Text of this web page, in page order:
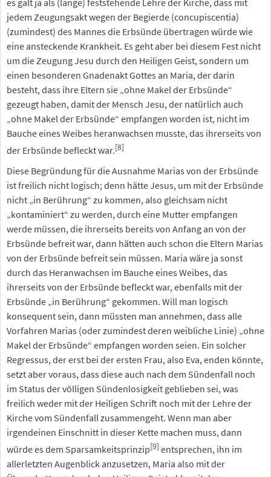
es galt ja als (lange) feststehende Lehre der Kirche, dass mit
jedem Zeugungsakt wegen der Begierde (concupiscentia)
(zumindest) des Mannes die Erbsünde übertragen würde wie
eine ansteckende Krankheit. Es geht aber bei diesem Fest nicht
um die Zeugung Jesu durch den Heiligen Geist, sondern um
einen besonderen Gnadenakt Gottes an Maria, der darin
besteht, dass ihre Eltern sie „ohne Makel der Erbsünde“
gezeugt haben, damit der Mensch Jesu, der natürlich auch
„ohne Makel der Erbsünde“ empfangen worden ist, nicht im
Bauche eines Weibes heranwachsen musste, das ihrerseits von
der Erbsünde befleckt war.[8]
Diese Begründung für die Ausnahme Marias von der Erbsünde
ist freilich nicht logisch; denn hätte Jesus, um mit der Erbsünde
nicht „in Berührung“ zu kommen, also gleichsam nicht
„kontaminiert“ zu werden, durch eine Mutter empfangen
werde müssen, die ihrerseits bereits von Anfang an von der
Erbsünde befreit war, dann hätten auch schon die Eltern Marias
von der Erbsünde befreit sein müssen. Maria wäre ja sonst
durch das Heranwachsen im Bauche eines Weibes, das
ihrerseits von der Erbsünde befleckt war, ebenfalls mit der
Erbsünde „in Berührung“ gekommen. Will man logisch
konsequent sein, dann müssten man annehmen, dass alle
Vorfahren Marias (oder zumindest deren weibliche Linie) „ohne
Makel der Erbsünde“ empfangen worden seien. Ein solcher
Regressus, der erst bei der ersten Frau, also Eva, enden könnte,
setzt aber voraus, dass diese auch nach dem Sündenfall noch
im Status der völligen Sündenlosigkeit geblieben sei, was
freilich weder mit der Heiligen Schrift noch mit der Lehre der
Kirche vom Sündenfall zusammengeht. Wenn man aber
irgendeinen Einschnitt in dieser Kette machen muss, dann
würde es dem Sparsamkeitsprinzip[9] entsprechen, ihn im
allerletzten Augenblick anzusetzen, Maria also mit der